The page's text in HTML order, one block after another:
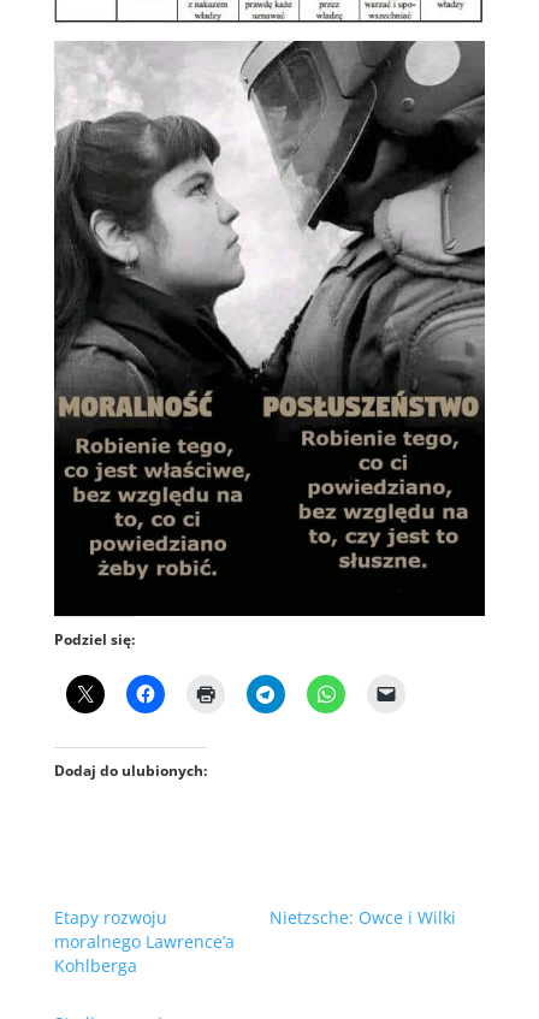
Podziel się:
Dodaj do ulubionych:
Etapy rozwoju
moralnego Lawrence’a
Kohlberga
Nietzsche: Owce i Wilki